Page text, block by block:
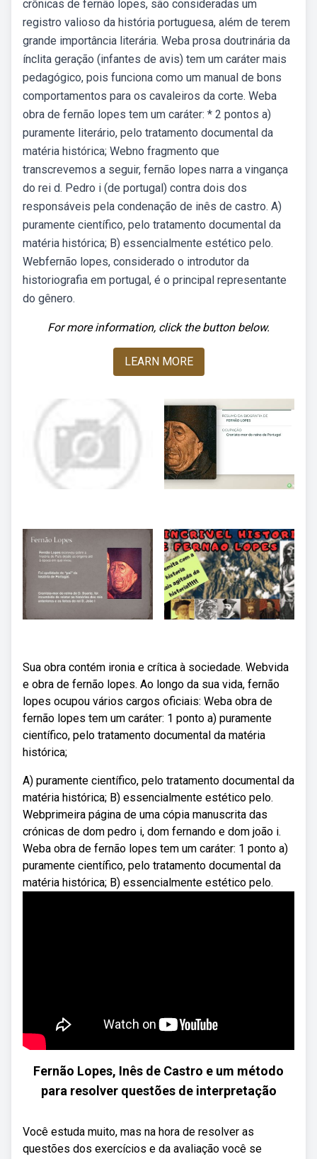
crônicas de fernão lopes, são consideradas um
registro valioso da história portuguesa, além de terem
grande importância literária. Weba prosa doutrinária da
ínclita geração (infantes de avis) tem um caráter mais
pedagógico, pois funciona como um manual de bons
comportamentos para os cavaleiros da corte. Weba
obra de fernão lopes tem um caráter: * 2 pontos a)
puramente literário, pelo tratamento documental da
matéria histórica; Webno fragmento que
transcrevemos a seguir, fernão lopes narra a vingança
do rei d. Pedro i (de portugal) contra dois dos
responsáveis pela condenação de inês de castro. A)
puramente científico, pelo tratamento documental da
matéria histórica; B) essencialmente estético pelo.
Webfernão lopes, considerado o introdutor da
historiografia em portugal, é o principal representante
do gênero.
For more information, click the button below.
LEARN MORE
Sua obra contém ironia e crítica à sociedade. Webvida
e obra de fernão lopes. Ao longo da sua vida, fernão
lopes ocupou vários cargos oficiais: Weba obra de
fernão lopes tem um caráter: 1 ponto a) puramente
científico, pelo tratamento documental da matéria
histórica;
A) puramente científico, pelo tratamento documental da
matéria histórica; B) essencialmente estético pelo.
Webprimeira página de uma cópia manuscrita das
crónicas de dom pedro i, dom fernando e dom joão i.
Weba obra de fernão lopes tem um caráter: 1 ponto a)
puramente científico, pelo tratamento documental da
matéria histórica; B) essencialmente estético pelo.
Fernão Lopes, Inês de Castro e um método
para resolver questões de interpretação
Você estuda muito, mas na hora de resolver as
questões dos exercícios e da avaliação você se